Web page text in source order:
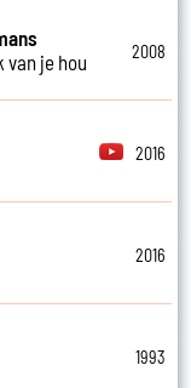
van je hou
2008
2016
2016
1993